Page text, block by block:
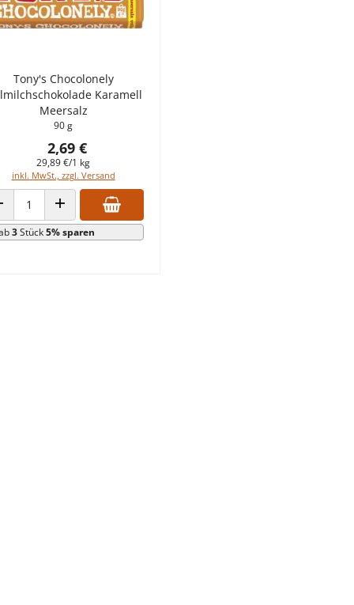
Tony's Chocolonely
Karamell
Meersalz
90 g
2,69 €
29,89 €/1 kg
inkl. MwSt., zzgl. Versand
VERRINGERN
ANZAHL ERHÖHEN
3Stück5% sparen